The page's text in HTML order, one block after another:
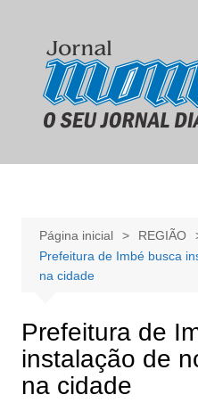
conteúdo
Página inicial
REGIÃO
Prefeitura de Imbé busca
na cidade
Prefeitura de
instalação de
na cidade